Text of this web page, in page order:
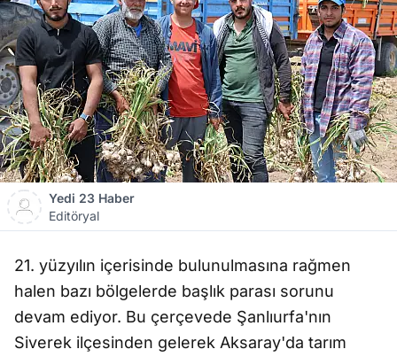
Yedi 23 Haber
Editöryal
21. yüzyılın içerisinde bulunulmasına rağmen
halen bazı bölgelerde başlık parası sorunu
devam ediyor. Bu çerçevede Şanlıurfa'nın
Siverek ilçesinden gelerek Aksaray'da tarım